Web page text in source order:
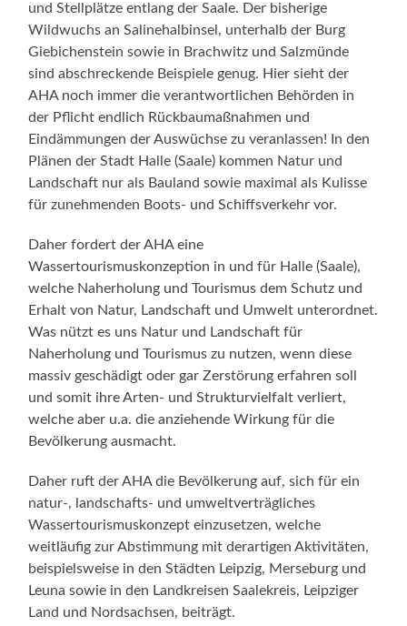
und Stellplätze entlang der Saale. Der bisherige
Wildwuchs an Salinehalbinsel, unterhalb der Burg
Giebichenstein sowie in Brachwitz und Salzmünde
sind abschreckende Beispiele genug. Hier sieht der
AHA noch immer die verantwortlichen Behörden in
der Pflicht endlich Rückbaumaßnahmen und
Eindämmungen der Auswüchse zu veranlassen! In den
Plänen der Stadt Halle (Saale) kommen Natur und
Landschaft nur als Bauland sowie maximal als Kulisse
für zunehmenden Boots- und Schiffsverkehr vor.
Daher fordert der AHA eine
Wassertourismuskonzeption in und für Halle (Saale),
welche Naherholung und Tourismus dem Schutz und
Erhalt von Natur, Landschaft und Umwelt unterordnet.
Was nützt es uns Natur und Landschaft für
Naherholung und Tourismus zu nutzen, wenn diese
massiv geschädigt oder gar Zerstörung erfahren soll
und somit ihre Arten- und Strukturvielfalt verliert,
welche aber u.a. die anziehende Wirkung für die
Bevölkerung ausmacht.
Daher ruft der AHA die Bevölkerung auf, sich für ein
natur-, landschafts- und umweltverträgliches
Wassertourismuskonzept einzusetzen, welche
weitläufig zur Abstimmung mit derartigen Aktivitäten,
beispielsweise in den Städten Leipzig, Merseburg und
Leuna sowie in den Landkreisen Saalekreis, Leipziger
Land und Nordsachsen, beiträgt.